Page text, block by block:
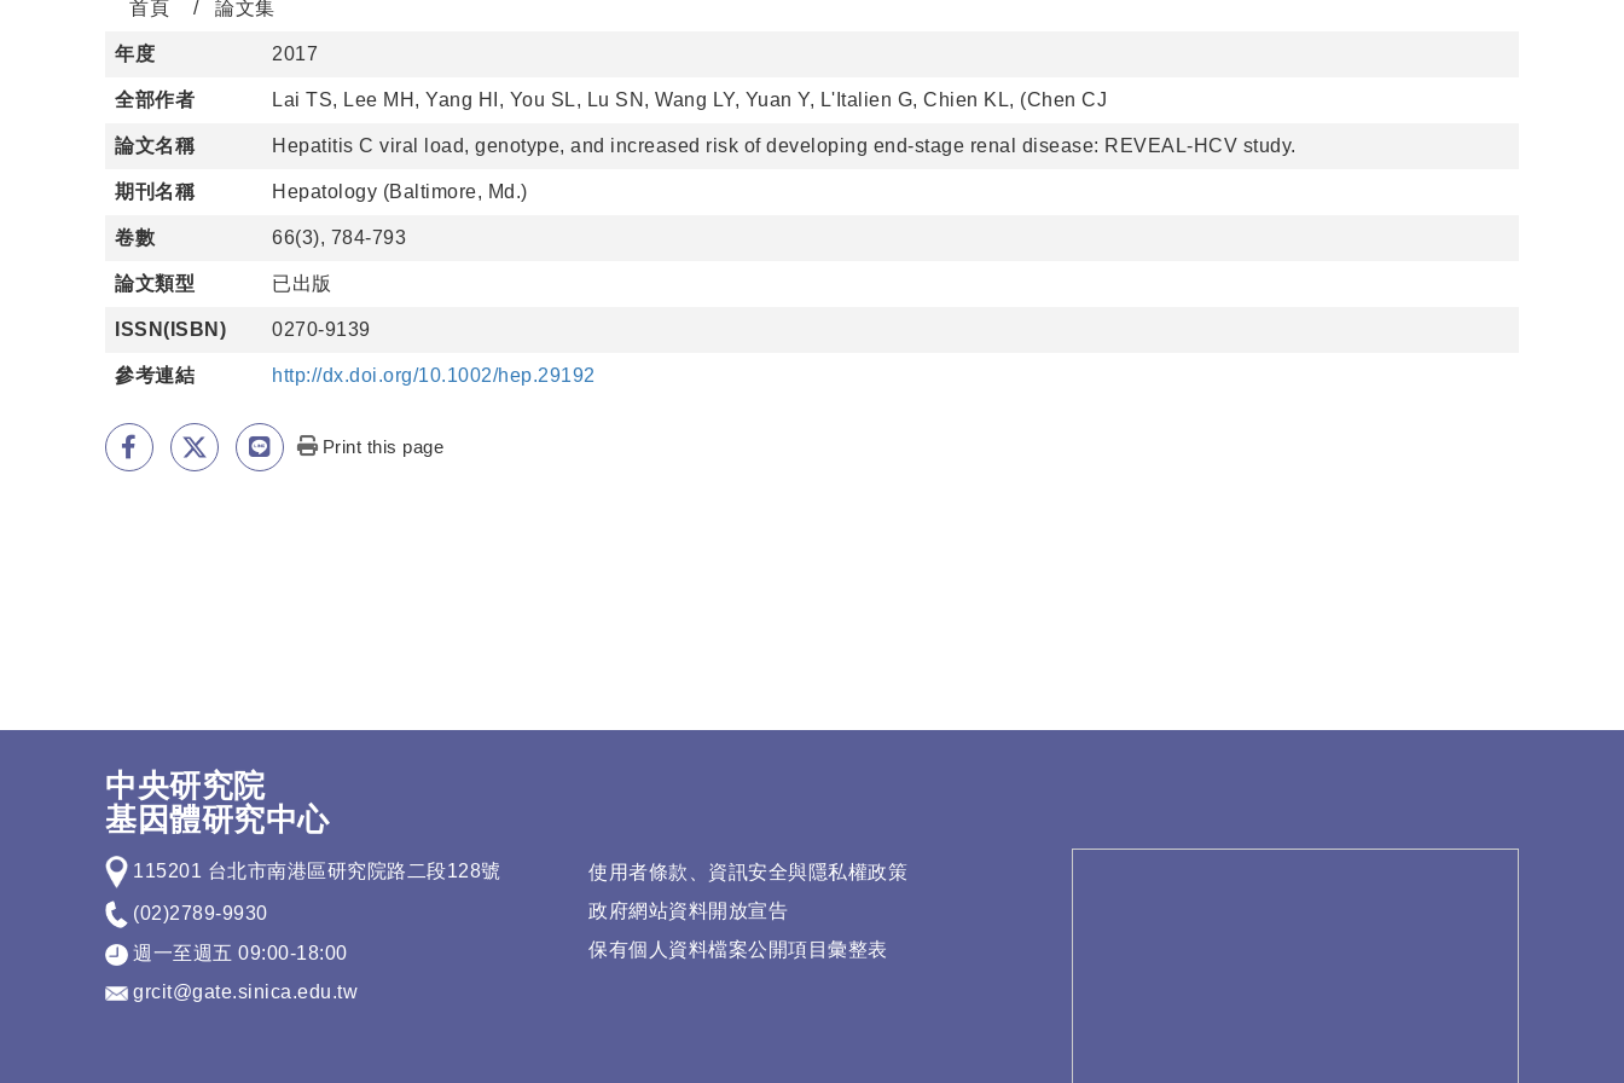
首頁 論文集
年度 2017
全部作者 Lai TS, Lee MH, Yang HI, You SL, Lu SN, Wang LY, Yuan Y, L'Italien G, Chien KL, (Chen CJ
論文名稱 Hepatitis C viral load, genotype, and increased risk of developing end-stage renal disease: REVEAL-HCV study.
期刊名稱 Hepatology (Baltimore, Md.)
卷數 66(3), 784-793
論文類型 已出版
ISSN(ISBN) 0270-9139
參考連結 http://dx.doi.org/10.1002/hep.29192
Print this page
中央研究院
基因體研究中心
115201 台北市南港區研究院路二段128號
(02)2789-9930
週一至週五 09:00-18:00
grcit@gate.sinica.edu.tw
使用者條款、資訊安全與隱私權政策
政府網站資料開放宣告
保有個人資料檔案公開項目彙整表